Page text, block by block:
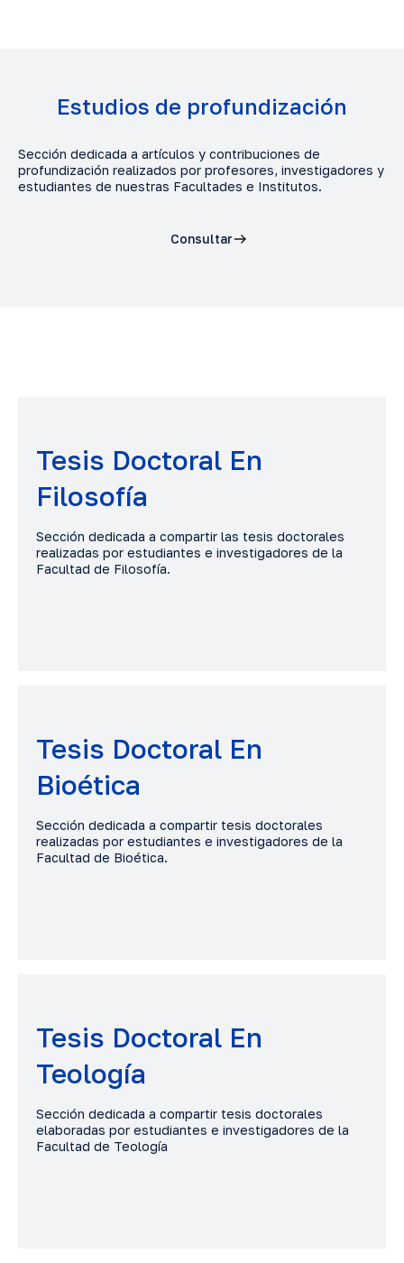
Estudios de profundización
Sección dedicada a artículos y contribuciones de
profundización realizados por profesores, investigadores y
estudiantes de nuestras Facultades e Institutos.
Consultar
Tesis Doctoral En
Filosofía
Sección dedicada a compartir las tesis doctorales
realizadas por estudiantes e investigadores de la
Facultad de Filosofía.
Tesis Doctoral En
Bioética
Sección dedicada a compartir tesis doctorales
realizadas por estudiantes e investigadores de la
Facultad de Bioética.
Tesis Doctoral En
Teología
Sección dedicada a compartir tesis doctorales
elaboradas por estudiantes e investigadores de la
Facultad de Teología